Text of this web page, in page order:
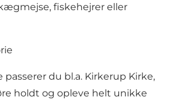
fiskehejrer eller
passerer du bl.a. Kirkerup Kirke,
holdt og opleve helt unikke